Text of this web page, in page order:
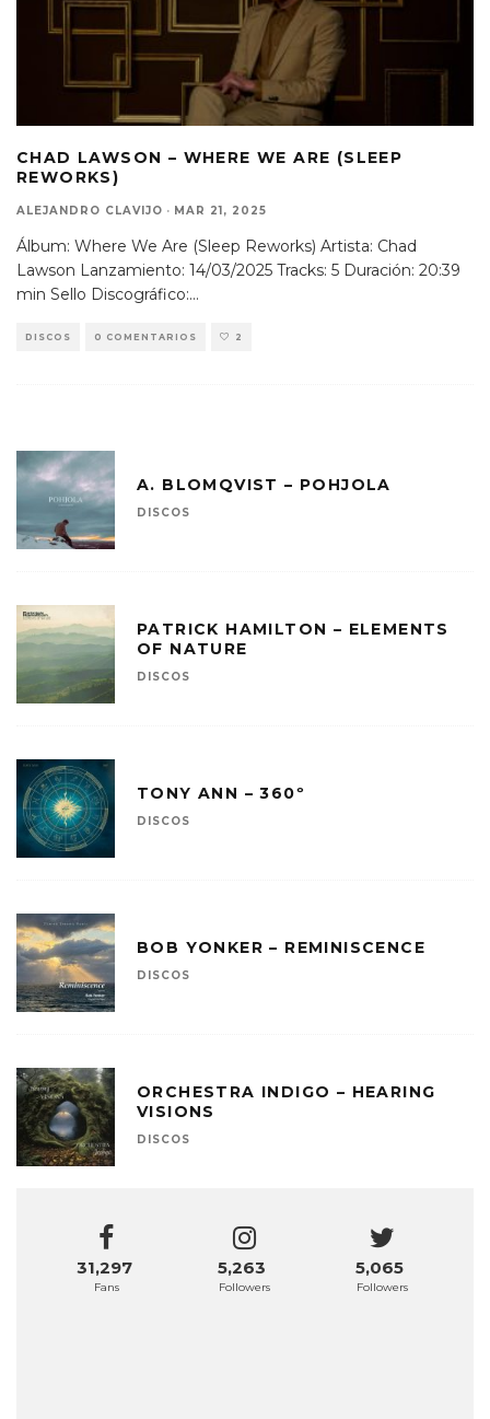
CHAD LAWSON – WHERE WE ARE (SLEEP
REWORKS)
ALEJANDRO CLAVIJO · MAR 21, 2025
Álbum: Where We Are (Sleep Reworks) Artista: Chad
Lawson Lanzamiento: 14/03/2025 Tracks: 5 Duración: 20:39
min Sello Discográfico:...
DISCOS 0 COMENTARIOS 2
A. BLOMQVIST – POHJOLA
DISCOS
PATRICK HAMILTON – ELEMENTS
OF NATURE
DISCOS
TONY ANN – 360º
DISCOS
BOB YONKER – REMINISCENCE
DISCOS
ORCHESTRA INDIGO – HEARING
VISIONS
DISCOS
31,297
Fans
5,263
Followers
5,065
Followers